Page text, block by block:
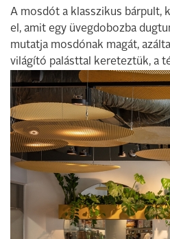
A mosdót a klasszikus bárpult,
el, amit egy üvegdobozba
mutatja mosdónak magát,
világító palásttal kereteztük, a